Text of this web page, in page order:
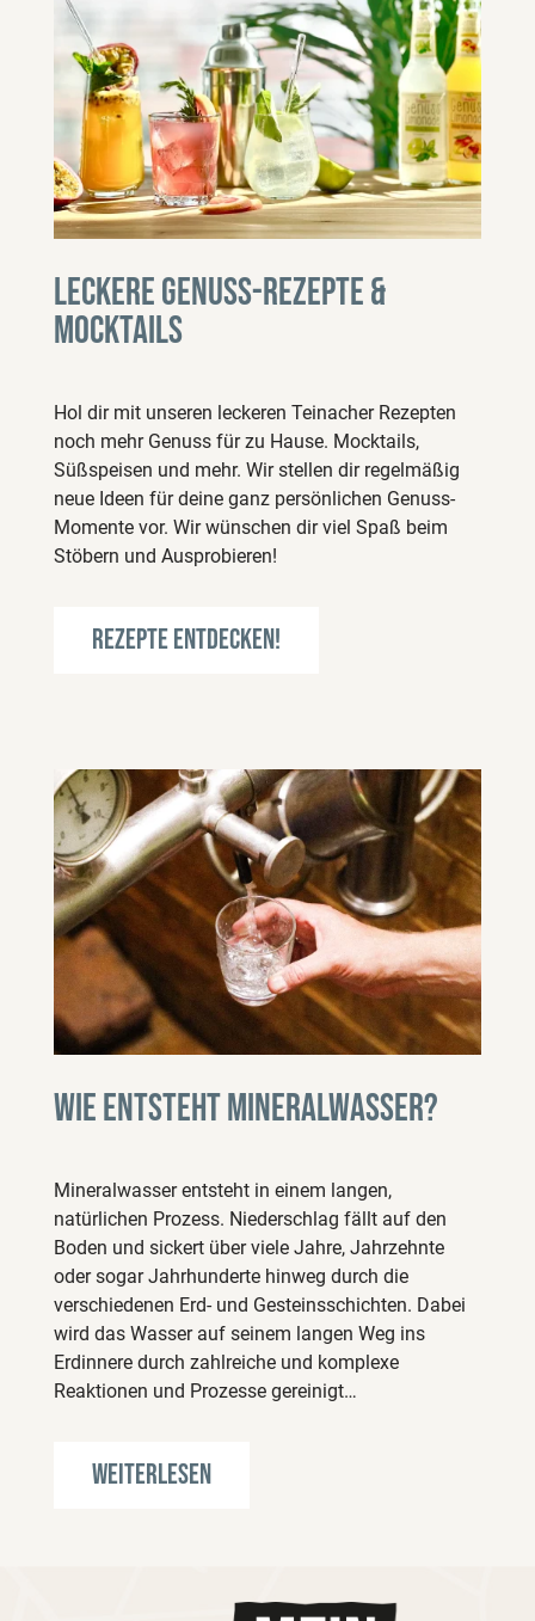
Leckere Genuss-Rezepte &
Mocktails
Hol dir mit unseren leckeren Teinacher Rezepten
noch mehr Genuss für zu Hause. Mocktails,
Süßspeisen und mehr. Wir stellen dir regelmäßig
neue Ideen für deine ganz persönlichen Genuss-
Momente vor. Wir wünschen dir viel Spaß beim
Stöbern und Ausprobieren!
Rezepte Entdecken!
Wie entsteht Mineralwasser?
Mineralwasser entsteht in einem langen,
natürlichen Prozess. Niederschlag fällt auf den
Boden und sickert über viele Jahre, Jahrzehnte
oder sogar Jahrhunderte hinweg durch die
verschiedenen Erd- und Gesteinsschichten. Dabei
wird das Wasser auf seinem langen Weg ins
Erdinnere durch zahlreiche und komplexe
Reaktionen und Prozesse gereinigt…
Weiterlesen